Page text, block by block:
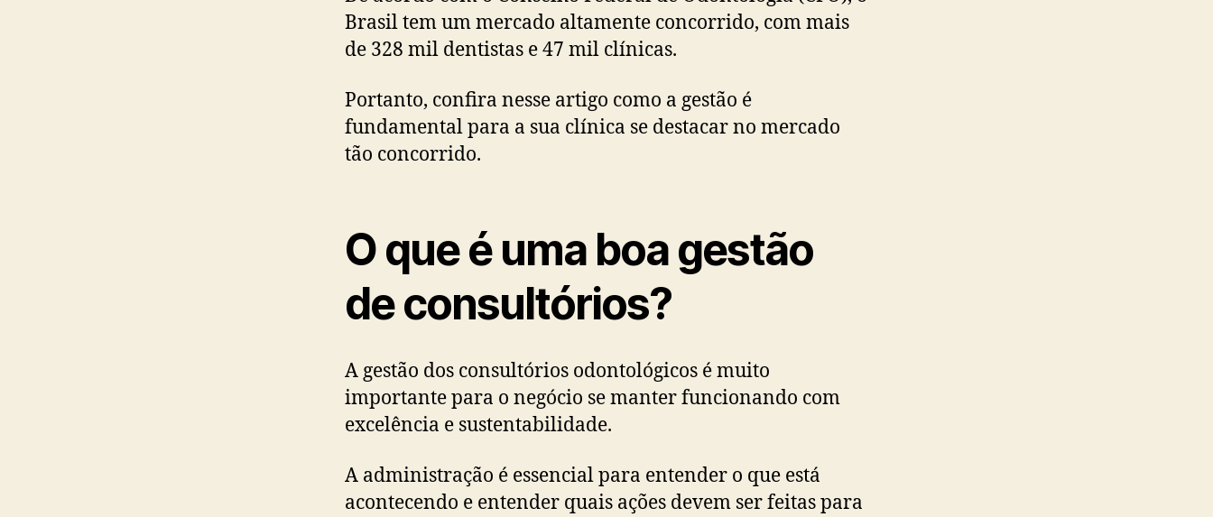
Brasil tem um mercado altamente concorrido, com mais
de 328 mil dentistas e 47 mil clínicas.
Portanto, confira nesse artigo como a gestão é
fundamental para a sua clínica se destacar no mercado
tão concorrido.
O que é uma boa gestão
de consultórios?
A gestão dos consultórios odontológicos é muito
importante para o negócio se manter funcionando com
excelência e sustentabilidade.
A administração é essencial para entender o que está
acontecendo e entender quais ações devem ser feitas para